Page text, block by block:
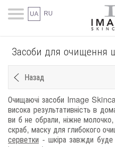
UA RU
Засоби для
Назад
Очищаючі засоби Image
висока результативність в
ви б не обрали, ніжне
скраб, маску для глибокого
серветки - шкіра завжди буде